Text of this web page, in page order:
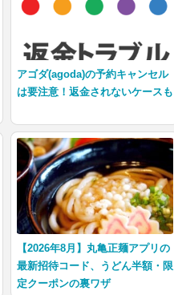
アゴダ(agoda)の予約キャンセル
は要注意！返金されないケースも
【2026年8月】丸亀正麺アプリの
最新招待コード、うどん半額・限
定クーポンの裏ワザ